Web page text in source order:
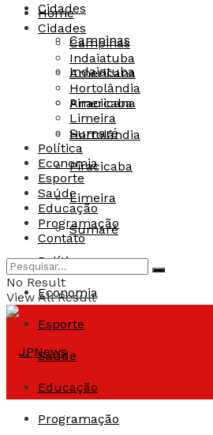
Cidades
Campinas
Indaiatuba
Americana
Hortolândia
Piracicaba
Limeira
Sumaré
Política
Economia
Esporte
Saúde
Educação
Programação
Home
Cidades
Campinas
Indaiatuba
Americana
Hortolândia
Piracicaba
Limeira
Sumaré
Política
Economia
Esporte
Saúde
Educação
Programação
Contato
No Result
View All Result